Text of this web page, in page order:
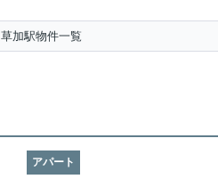
草加駅物件一覧
アパート